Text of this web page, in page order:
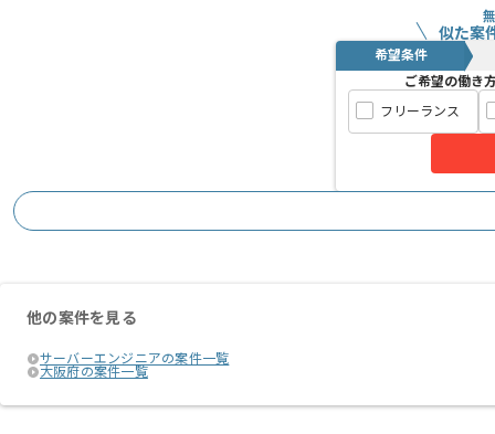
似た案
希望条件
ご希望の働き
フリーランス
他の案件を見る
サーバーエンジニアの案件一覧
大阪府の案件一覧